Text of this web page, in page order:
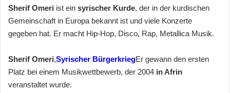
Sherif Omeri ist ein syrischer Kurde, der in der kurdischen
Gemeinschaft in Europa bekannt ist und viele Konzerte
gegeben hat. Er macht Hip-Hop, Disco, Rap, Metallica Musik.
Sherif Omeri,Syrischer BürgerkriegEr gewann den ersten
Platz bei einem Musikwettbewerb, der 2004 in Afrin
veranstaltet wurde.